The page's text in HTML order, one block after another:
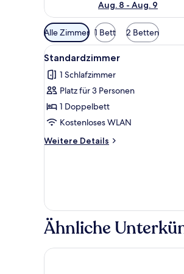
Aug. 8 - Aug. 9
Verfügbare
Filter
für
Zimmer
Alle Zimmer 1 Bett 2 Betten
Alle
Fotos
für
Standardzimmer
anzeigen
Ein
10
Standardzimmer
1 Schlafzimmer
Platz für 3 Personen
1 Doppelbett
Kostenloses WLAN
Weitere Details
Weitere
Ähnliche
Shine Hotel